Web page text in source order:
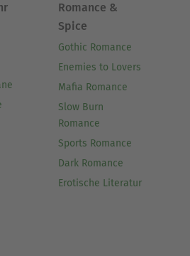
Romance &
Spice
Gothic Romance
Enemies to Lovers
Mafia Romance
Slow Burn
Romance
Sports Romance
Dark Romance
Erotische Literatur